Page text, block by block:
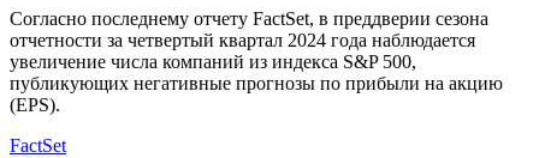
Согласно последнему отчету FactSet, в преддверии сезона
отчетности за четвертый квартал 2024 года наблюдается
увеличение числа компаний из индекса S&P 500,
публикующих негативные прогнозы по прибыли на акцию
(EPS).
FactSet